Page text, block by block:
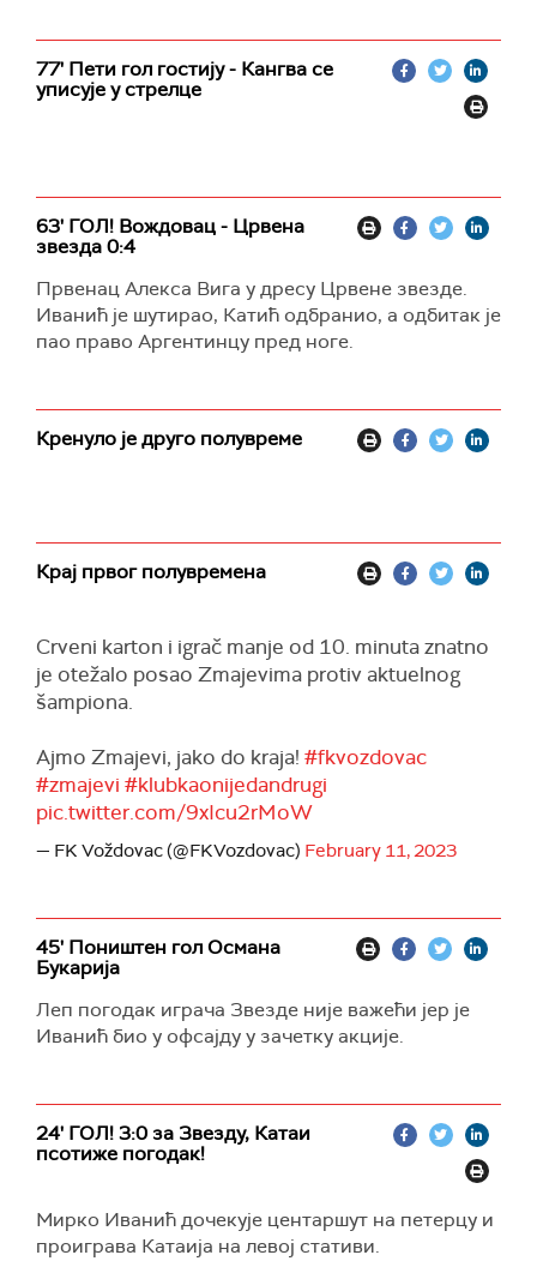
77' Пети гол гостију - Кангва се
уписује у стрелце
63' ГОЛ! Вождовац - Црвена
звезда 0:4
Првенац Алекса Вига у дресу Црвене звезде.
Иванић је шутирао, Катић одбранио, а одбитак је
пао право Аргентинцу пред ноге.
Кренуло је друго полувреме
Крај првог полувремена
Crveni karton i igrač manje od 10. minuta znatno
je otežalo posao Zmajevima protiv aktuelnog
šampiona.
Ajmo Zmajevi, jako do kraja! #fkvozdovac
#zmajevi #klubkaonijedandrugi
pic.twitter.com/9xIcu2rMoW
— FK Voždovac (@FKVozdovac) February 11, 2023
45' Поништен гол Османа
Букарија
Леп погодак играча Звезде није важећи јер је
Иванић био у офсајду у зачетку акције.
24' ГОЛ! 3:0 за Звезду, Катаи
псотиже погодак!
Мирко Иванић дочекује центаршут на петерцу и
проиграва Катаија на левој стативи.